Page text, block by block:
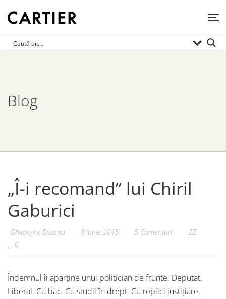
Blog
„Î-i recomand” lui Chiril
Gaburici
Gheorghe Erizanu 8 iunie 2015 5 Comentarii
ZZ
0
Îndemnul îi aparține unui politician de frunte. Deputat.
Liberal. Cu bac. Cu studii în drept. Cu replici justițiare.